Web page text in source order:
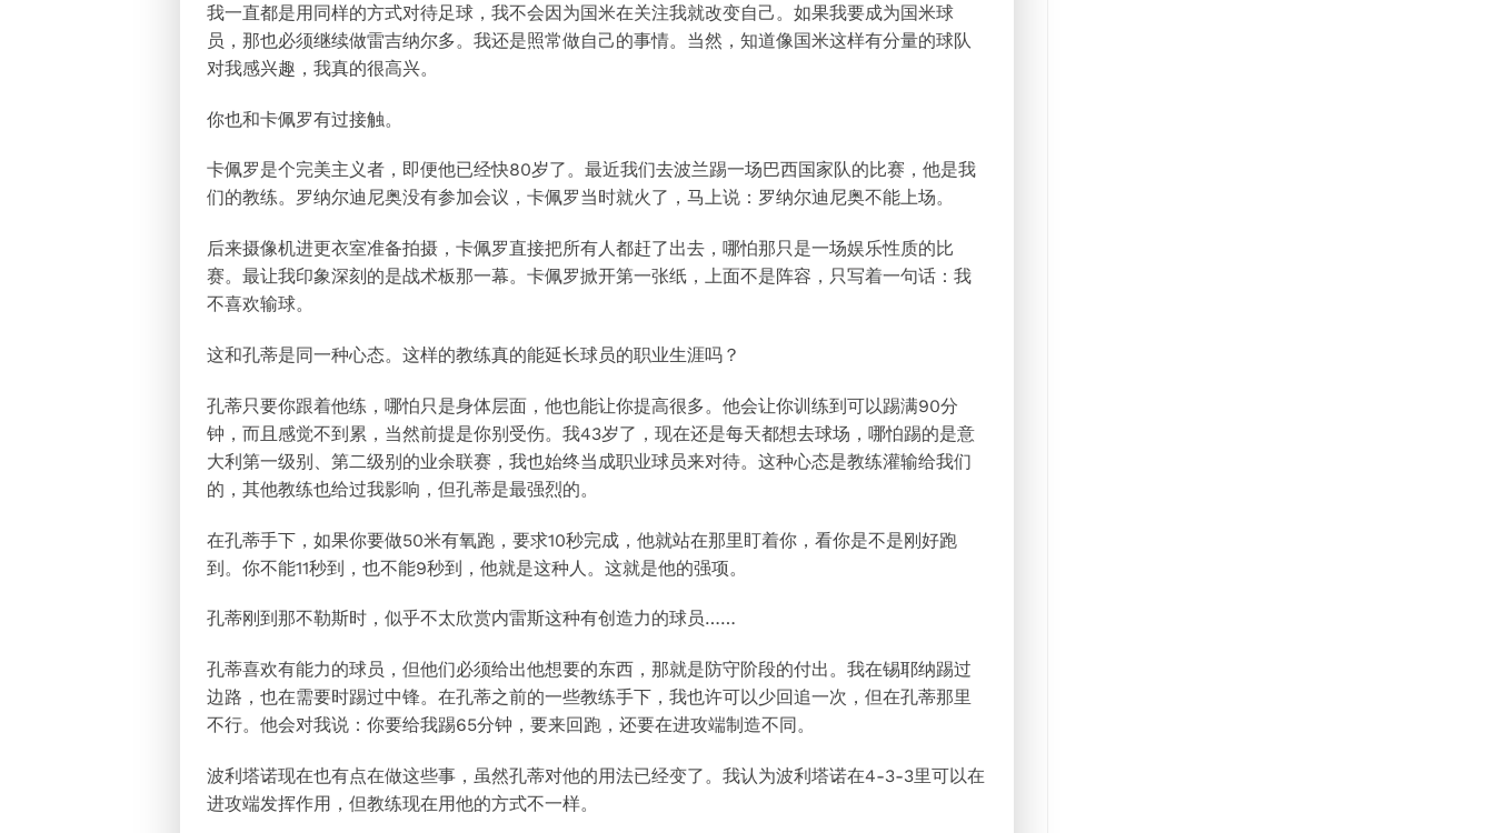
我一直都是用同样的方式对待足球，我不会因为国米在关注我就改变自己。如果我要成为国米球
员，那也必须继续做雷吉纳尔多。我还是照常做自己的事情。当然，知道像国米这样有分量的球队
对我感兴趣，我真的很高兴。
你也和卡佩罗有过接触。
卡佩罗是个完美主义者，即便他已经快80岁了。最近我们去波兰踢一场巴西国家队的比赛，他是我
们的教练。罗纳尔迪尼奥没有参加会议，卡佩罗当时就火了，马上说：罗纳尔迪尼奥不能上场。
后来摄像机进更衣室准备拍摄，卡佩罗直接把所有人都赶了出去，哪怕那只是一场娱乐性质的比
赛。最让我印象深刻的是战术板那一幕。卡佩罗掀开第一张纸，上面不是阵容，只写着一句话：我
不喜欢输球。
这和孔蒂是同一种心态。这样的教练真的能延长球员的职业生涯吗？
孔蒂只要你跟着他练，哪怕只是身体层面，他也能让你提高很多。他会让你训练到可以踢满90分
钟，而且感觉不到累，当然前提是你别受伤。我43岁了，现在还是每天都想去球场，哪怕踢的是意
大利第一级别、第二级别的业余联赛，我也始终当成职业球员来对待。这种心态是教练灌输给我们
的，其他教练也给过我影响，但孔蒂是最强烈的。
在孔蒂手下，如果你要做50米有氧跑，要求10秒完成，他就站在那里盯着你，看你是不是刚好跑
到。你不能11秒到，也不能9秒到，他就是这种人。这就是他的强项。
孔蒂刚到那不勒斯时，似乎不太欣赏内雷斯这种有创造力的球员……
孔蒂喜欢有能力的球员，但他们必须给出他想要的东西，那就是防守阶段的付出。我在锡耶纳踢过
边路，也在需要时踢过中锋。在孔蒂之前的一些教练手下，我也许可以少回追一次，但在孔蒂那里
不行。他会对我说：你要给我踢65分钟，要来回跑，还要在进攻端制造不同。
波利塔诺现在也有点在做这些事，虽然孔蒂对他的用法已经变了。我认为波利塔诺在4-3-3里可以在
进攻端发挥作用，但教练现在用他的方式不一样。